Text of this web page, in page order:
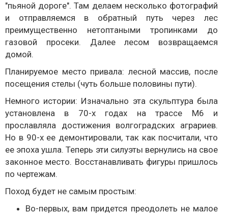
"пьяной дороге". Там делаем несколько фотографий
и отправляемся в обратный путь через лес
преимущественно нетоптаными тропинками до
газовой просеки. Далее лесом возвращаемся
домой.
Планируемое место привала: лесной массив, после
посещения стелы (чуть больше половины пути).
Немного истории: Изначально эта скульптура была
установлена в 70-х годах на трассе М6 и
прославляла достижения волгоградских аграриев.
Но в 90-х ее демонтировали, так как посчитали, что
ее эпоха ушла. Теперь эти силуэты вернулись на свое
законное место. Восстанавливать фигуры пришлось
по чертежам.
Поход будет не самым простым:
Во-первых, вам придется преодолеть не малое